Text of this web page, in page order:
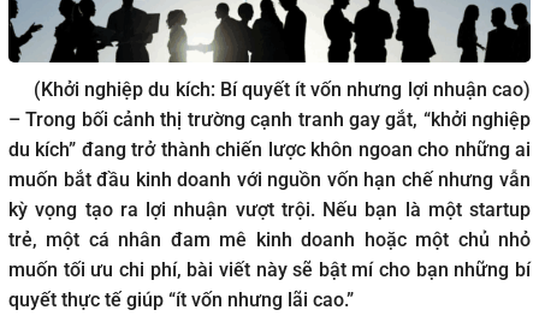
(Khởi nghiệp du kích: Bí quyết ít vốn nhưng lợi nhuận cao)
– Trong bối cảnh thị trường cạnh tranh gay gắt, “khởi nghiệp
du kích” đang trở thành chiến lược khôn ngoan cho những ai
muốn bắt đầu kinh doanh với nguồn vốn hạn chế nhưng vẫn
kỳ vọng tạo ra lợi nhuận vượt trội. Nếu bạn là một startup
trẻ, một cá nhân đam mê kinh doanh hoặc một chủ nhỏ
muốn tối ưu chi phí, bài viết này sẽ bật mí cho bạn những bí
quyết thực tế giúp “ít vốn nhưng lãi cao.”